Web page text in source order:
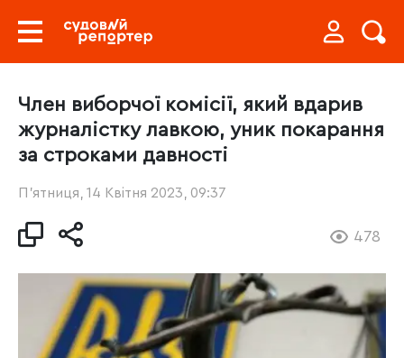
Член виборчої комісії, який вдарив
журналістку лавкою, уник покарання
за строками давності
П’ятниця, 14 Квітня 2023, 09:37
478